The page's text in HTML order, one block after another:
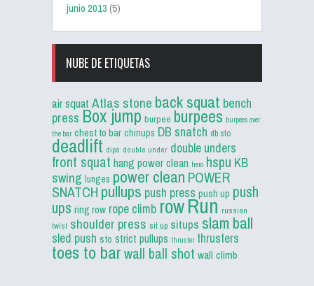
junio 2013(5)
NUBE DE ETIQUETAS
air squat Atlas stone back squat bench
press Box jump burpee burpees burpees over
the bar chest to bar chinups DB snatch db sto
deadlift dips double under double unders
front squat hang power clean hero hspu KB
swing lunges power clean POWER
SNATCH pullups push press push up push
ups ring row rope climb rowRun russian
twist shoulder press sit up situps slam ball
sled push sto strict pullups thruster thrusters
toes to barwall ball shot wall climb